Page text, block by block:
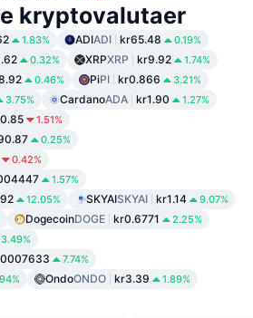
kryptovalutaer
1.83% ADIADI kr65.48 0.19%
0.32% XRPXRP kr9.92 1.74%
0.46% PiPI kr0.866 3.21%
3.75% CardanoADA kr1.90 1.27%
1.51%
0.25%
0.42%
1.57%
12.05% SKYAISKYAI kr1.14 9.07%
DogecoinDOGE kr0.6771 2.25%
3.49%
7.74%
OndoONDO kr3.39 1.89%